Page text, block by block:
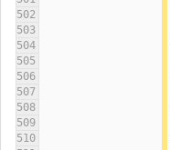
502
503
504
505
506
507
508
509
510